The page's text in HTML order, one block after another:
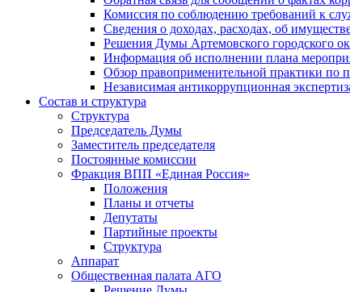
Комиссия по соблюдению требований к
Сведения о доходах, расходах, об
Решения Думы Артемовского городского
Информация об исполнении плана
Обзор правоприменительной практики по
Независимая антикоррупционная
Состав и структура
Структура
Председатель Думы
Заместитель председателя
Постоянные комиссии
Фракция ВПП «Единая Россия»
Положения
Планы и отчеты
Депутаты
Партийные проекты
Структура
Аппарат
Общественная палата АГО